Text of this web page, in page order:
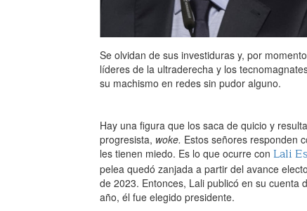
Se olvidan de sus investiduras y, por
líderes de la ultraderecha y los
su machismo en redes sin pudor alguno.
Hay una figura que los saca de quicio y
progresista, woke. Estos señores responden
les tienen miedo. Es lo que ocurre con Lali
pelea quedó zanjada a partir del avance
de 2023. Entonces, Lali publicó en su cuenta
año, él fue elegido presidente.